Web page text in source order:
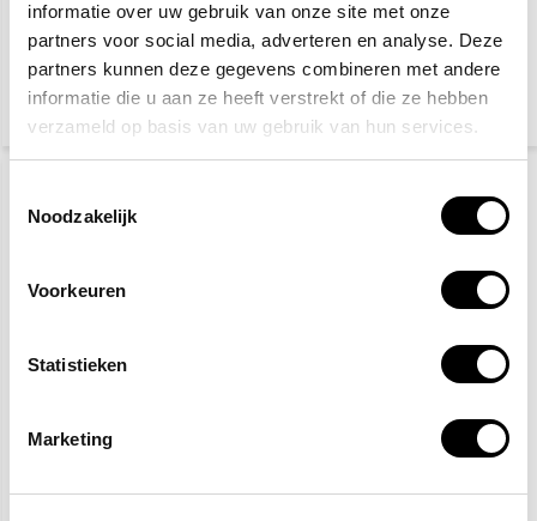
informatie over uw gebruik van onze site met onze
partners voor social media, adverteren en analyse. Deze
partners kunnen deze gegevens combineren met andere
informatie die u aan ze heeft verstrekt of die ze hebben
verzameld op basis van uw gebruik van hun services.
Noodzakelijk
Voorkeuren
Statistieken
Marketing
Op werkdagen voor 15:00
besteld, zelfde dag
verzonden
Op werkdagen voor 15:00
besteld, zelfde dag
82,9580,95 71,40